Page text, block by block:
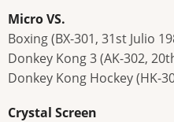
Micro VS.
Boxing (BX-301, 31st Julio
Donkey Kong 3 (AK-302,
Donkey Kong Hockey (HK-
Crystal Screen